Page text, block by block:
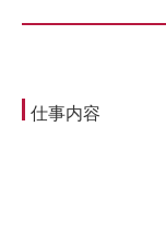
仕事内容